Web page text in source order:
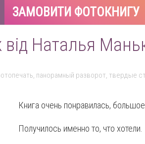
ЗАМОВИТИ ФОТОКНИГУ
від Наталья
панорамный разворот, твердые
Книга очень понравилась,
Получилось именно то, что хотели.